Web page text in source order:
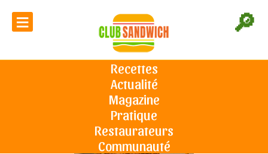
🔎
≡
Recettes
Actualité
Magazine
Pratique
Restaurateurs
Communauté
L'actu du sandwich Le hamburger fait manger plus
Le hamburger fait manger plus
Le 29/09/2009